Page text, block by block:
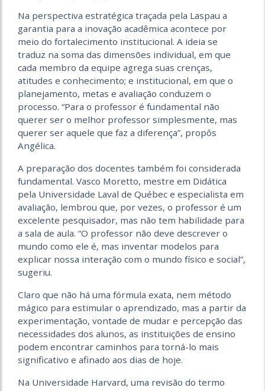
Na perspectiva estratégica traçada pela Laspau a
garantia para a inovação acadêmica acontece por
meio do fortalecimento institucional. A ideia se
traduz na soma das dimensões individual, em que
cada membro da equipe agrega suas crenças,
atitudes e conhecimento; e institucional, em que o
planejamento, metas e avaliação conduzem o
processo. “Para o professor é fundamental não
querer ser o melhor professor simplesmente, mas
querer ser aquele que faz a diferença”, propôs
Angélica.
A preparação dos docentes também foi considerada
fundamental. Vasco Moretto, mestre em Didática
pela Universidade Laval de Québec e especialista em
avaliação, lembrou que, por vezes, o professor é um
excelente pesquisador, mas não tem habilidade para
a sala de aula. “O professor não deve descrever o
mundo como ele é, mas inventar modelos para
explicar nossa interação com o mundo físico e social”,
sugeriu.
Claro que não há uma fórmula exata, nem método
mágico para estimular o aprendizado, mas a partir da
experimentação, vontade de mudar e percepção das
necessidades dos alunos, as instituições de ensino
podem encontrar caminhos para torná-lo mais
significativo e afinado aos dias de hoje.
Na Universidade Harvard, uma revisão do termo